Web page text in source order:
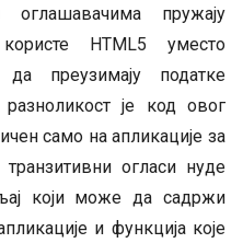
пружају
HTML5 уместо
преузимају податке
је код овог
само на апликације за
огласи нуде
који може да садржи
и функција које